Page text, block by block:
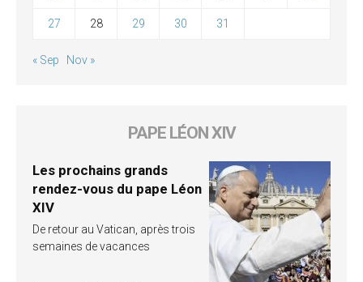
27 28 29 30 31
« Sep Nov »
PAPE LÉON XIV
Les prochains grands
rendez-vous du pape Léon
XIV
De retour au Vatican, après trois
semaines de vacances